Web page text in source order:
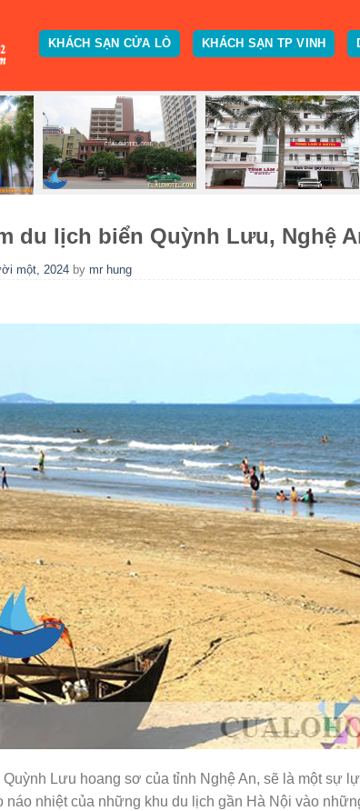
KHÁCH SẠN CỬA LÒ KHÁCH SẠN TP VINH
du lịch biển Quỳnh Lưu, Nghệ
một, 2024 by mr hung
Lưu hoang sơ của tỉnh Nghệ An, sẽ là một sự
náo nhiệt của những khu du lịch gần Hà Nội vào